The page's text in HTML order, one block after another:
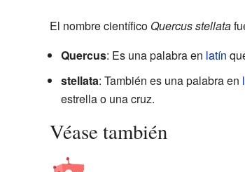
El nombre científico Quercus stellata
Quercus: Es una palabra en latín
stellata: También es una palabra en
estrella o una cruz.
Véase también